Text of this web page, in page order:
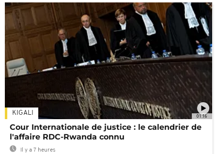
01:16
KIGALI
Cour Internationale de justice : le calendrier de
l'affaire RDC-Rwanda connu
Il y a 7 heures